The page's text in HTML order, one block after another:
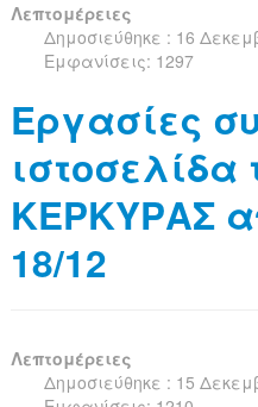
Λεπτομέρειες
Δημοσιεύθηκε : 16
Εμφανίσεις: 1297
Εργασίες
ιστοσελίδα
ΚΕΡΚΥΡΑΣ
18/12
Λεπτομέρειες
Δημοσιεύθηκε : 15